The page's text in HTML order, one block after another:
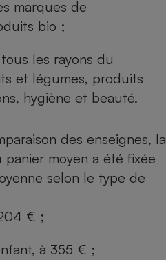
marques de
bio ;
les rayons du
et légumes, produits
hygiène et beauté.
des enseignes, la
moyen a été fixée
selon le type de
€ ;
à 355 € ;